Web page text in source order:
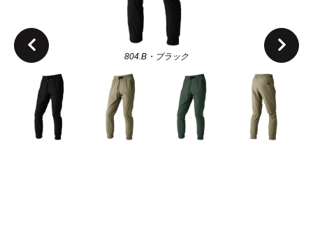
804.B・ブラック